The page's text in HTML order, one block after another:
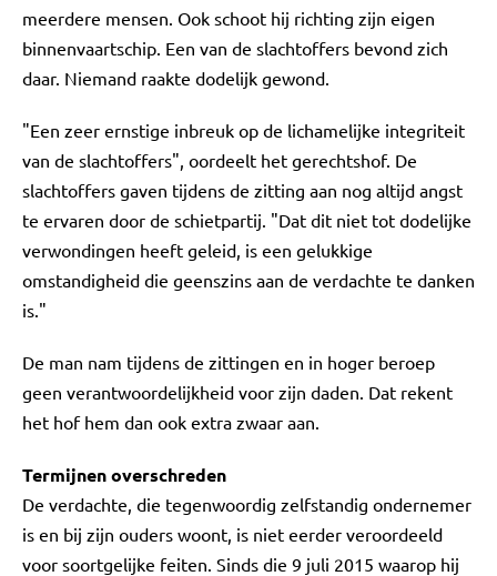
meerdere mensen. Ook schoot hij richting zijn eigen
binnenvaartschip. Een van de slachtoffers bevond zich
daar. Niemand raakte dodelijk gewond.
"Een zeer ernstige inbreuk op de lichamelijke integriteit
van de slachtoffers", oordeelt het gerechtshof. De
slachtoffers gaven tijdens de zitting aan nog altijd angst
te ervaren door de schietpartij. "Dat dit niet tot dodelijke
verwondingen heeft geleid, is een gelukkige
omstandigheid die geenszins aan de verdachte te danken
is."
De man nam tijdens de zittingen en in hoger beroep
geen verantwoordelijkheid voor zijn daden. Dat rekent
het hof hem dan ook extra zwaar aan.
Termijnen overschreden
De verdachte, die tegenwoordig zelfstandig ondernemer
is en bij zijn ouders woont, is niet eerder veroordeeld
voor soortgelijke feiten. Sinds die 9 juli 2015 waarop hij